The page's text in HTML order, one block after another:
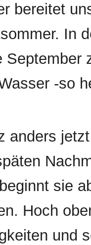
bereitet
In
September
-so
anders
sie
Hoch
und